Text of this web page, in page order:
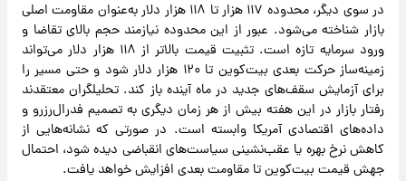
در سوی دیگر، محدوده ۱۱۷ هزار تا ۱۱۸ هزار دلار به‌عنوان مقاومت اصلی
بازار شناخته می‌شود. عبور از این محدوده نیازمند حجم بالای تقاضا و
ورود سرمایه تازه است. تثبیت قیمت بالاتر از ۱۱۸ هزار دلار می‌تواند
زمینه‌ساز حرکت بعدی بیت‌کوین تا ۱۲۰ هزار دلار شود و حتی مسیر را
برای آزمایش سقف‌های جدید در ماه آینده باز کند. تحلیلگران معتقدند
رفتار بازار در این هفته بیش از هر زمان دیگری به تصمیم فدرال‌رزرو و
داده‌های اقتصادی آمریکا وابسته است. در صورتی که نشانه‌هایی از
کاهش نرخ بهره یا عقب‌نشینی سیاست‌های انقباضی دیده شود، احتمال
جهش قیمت بیت‌کوین تا مقاومت بعدی افزایش خواهد یافت.